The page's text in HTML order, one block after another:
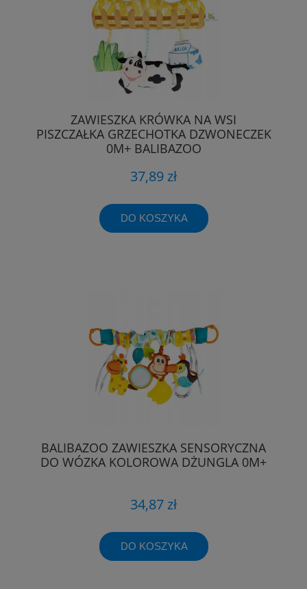
ZAWIESZKA KRÓWKA NA WSI
PISZCZAŁKA GRZECHOTKA DZWONECZEK
0M+ BALIBAZOO
37,89 zł
DO KOSZYKA
BALIBAZOO ZAWIESZKA SENSORYCZNA
DO WÓZKA KOLOROWA DŻUNGLA 0M+
34,87 zł
DO KOSZYKA